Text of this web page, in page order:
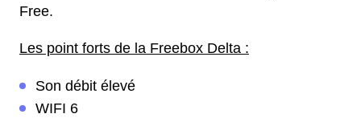
Free.
Les point forts de la Freebox Delta :
Son débit élevé
WIFI 6